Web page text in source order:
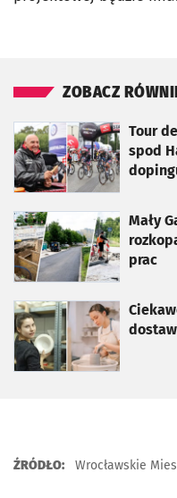
ZOBACZ
Tour
spod
otworzy się w nowej
Mały
prac
otworzy się w nowej
otworzy się w nowej
ŹRÓDŁO: Wrocławskie